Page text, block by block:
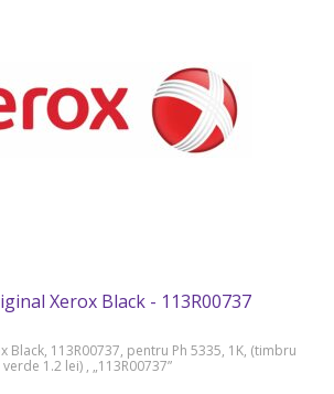
Xerox Black - 113R00737
Black, 113R00737, pentru Ph 5335, 1K, (timbru
verde 1.2 lei) , „113R00737”